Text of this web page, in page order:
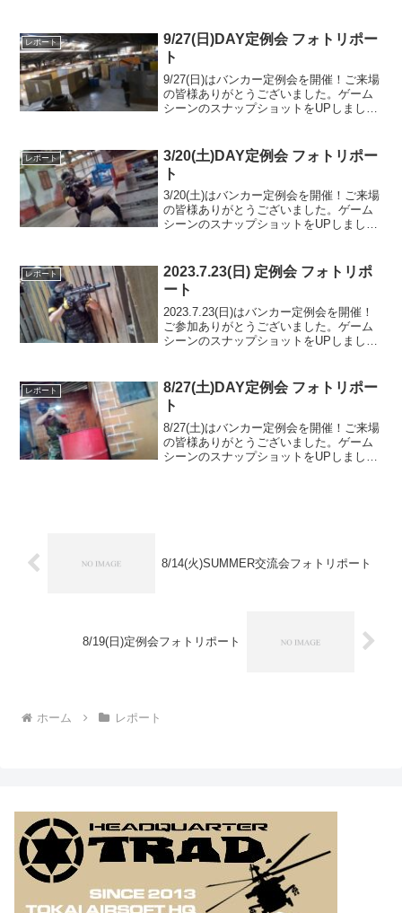
フォトアルバムをみる
レポート
9/27(日)DAY定例会 フォトリポー
ト
9/27(日)はバンカー定例会を開催！ご来場
の皆様ありがとうございました。ゲーム
シーンのスナップショットをUPしました
バムをみる
レポート
3/20(土)DAY定例会 フォトリポー
ト
3/20(土)はバンカー定例会を開催！ご来場
の皆様ありがとうございました。ゲーム
シーンのスナップショットをUPしました
バムをみる
レポート
2023.7.23(日) 定例会 フォトリポ
ート
2023.7.23(日)はバンカー定例会を開催！
ご参加ありがとうございました。ゲーム
シーンのスナップショットをUPしました
バムをみる
レポート
8/27(土)DAY定例会 フォトリポー
ト
8/27(土)はバンカー定例会を開催！ご来場
の皆様ありがとうございました。ゲーム
シーンのスナップショットをUPしました
8/14(火)SUMMER交流会フォトリポート
8/19(日)定例会フォトリポート
ホーム レポート